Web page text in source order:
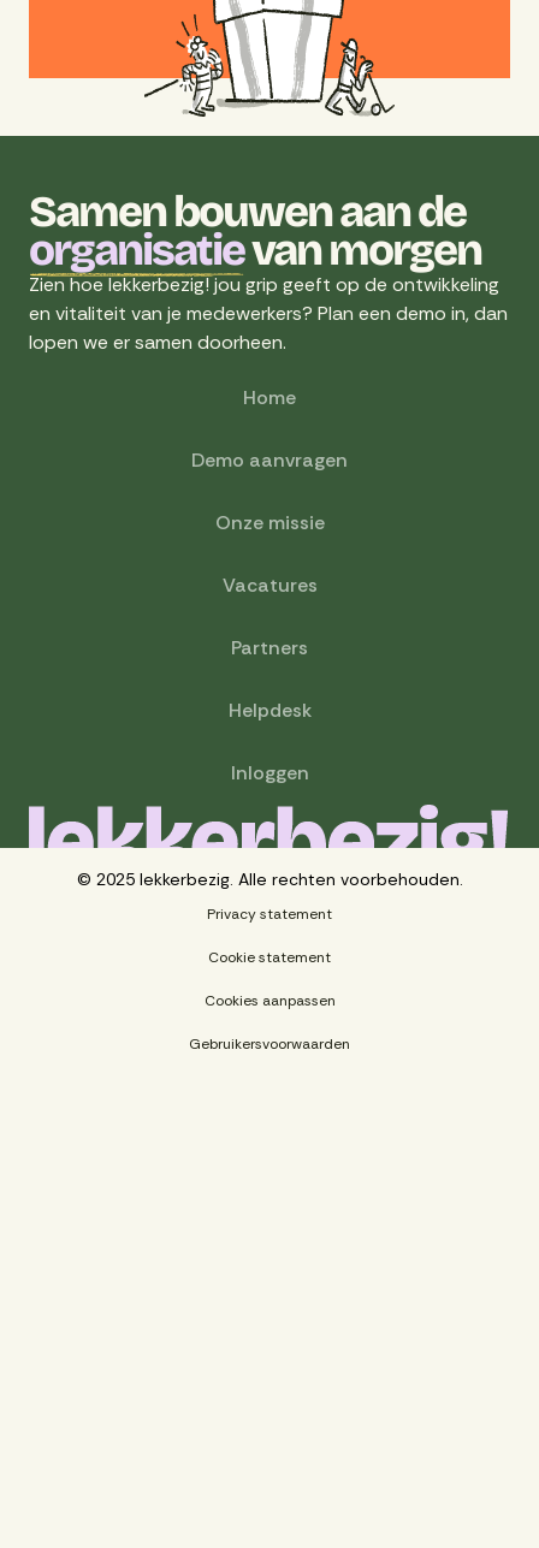
Samen bouwen aan de
organisatievan morgen
Zien hoe lekkerbezig! jou grip geeft op de ontwikkeling
en vitaliteit van je medewerkers? Plan een demo in, dan
lopen we er samen doorheen.
Home
Demo aanvragen
Onze missie
Vacatures
Partners
Helpdesk
Inloggen
© 2025 lekkerbezig. Alle rechten voorbehouden.
Privacy statement
Cookie statement
Cookies aanpassen
Gebruikersvoorwaarden